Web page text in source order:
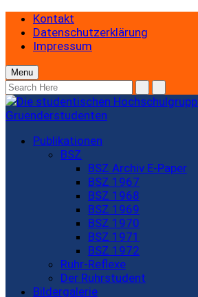
Kontakt
Datenschutzerklärung
Impressum
Menu
Publikationen
BSZ
BSZ Archiv E-Paper
BSZ 1967
BSZ 1968
BSZ 1969
BSZ 1970
BSZ 1971
BSZ 1972
Ruhr-Reflexe
Der Ruhrstudent
Bildergalerie